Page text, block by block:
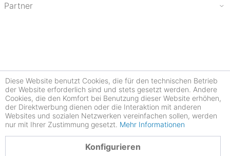
Partner
Diese Website benutzt Cookies, die für den technischen Betrieb
der Website erforderlich sind und stets gesetzt werden. Andere
Cookies, die den Komfort bei Benutzung dieser Website erhöhen,
der Direktwerbung dienen oder die Interaktion mit anderen
Websites und sozialen Netzwerken vereinfachen sollen, werden
nur mit Ihrer Zustimmung gesetzt. Mehr Informationen
Konfigurieren